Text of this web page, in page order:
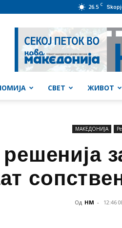
26.5 C
СВЕТ ЖИВОТ
МАКЕДОНИЈА
Од НМ - 12:46